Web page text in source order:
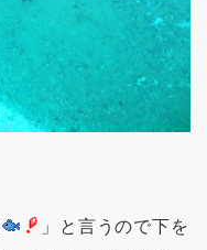
」と言うので下を